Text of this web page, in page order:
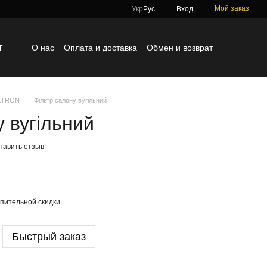
Укр Рус Вход Мой заказ
О нас Оплата и доставка
Обмен и возврат
Фільтр салону вугільний
отзыв
скидки
Быстрый заказ